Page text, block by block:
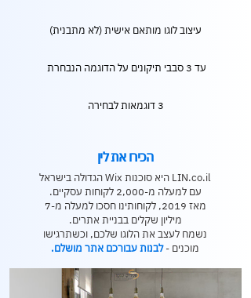
עיצוב לוגו מותאם אישית (לא מתבנית)
עד 3 סבבי תיקונים על הדוגמה הנבחרת
3 דוגמאות לבחירה
הכירו את לין
LIN.co.il היא סוכנות Wix הגדולה בישראל
עם למעלה מ-2,000 לקוחות עסקיים.
מאז 2019, לקוחותינו חסכו למעלה מ-7
מיליון שקלים בבניית אתרים.​
נשמח לעצב את הלוגו שלכם, וכשתרגישו
מוכנים -לבנות עבורכם אתר מושלם.